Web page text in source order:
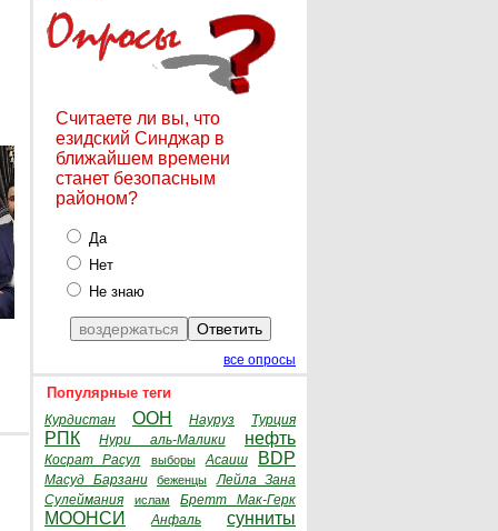
Считаете ли вы, что
езидский Синджар в
ближайшем времени
станет безопасным
районом?
Да
Нет
Не знаю
все опросы
Популярные теги
Курдистан ООН Науруз Турция
РПК Нури аль-Малики нефть
Косрат Расул выборы Асаиш BDP
Масуд Барзани беженцы
Лейла Зана
Сулеймания
ислам Бретт Мак-Герк
МООНСИ Анфаль сунниты